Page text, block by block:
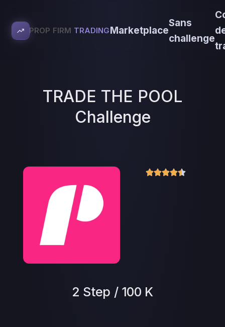
PROP FIRM TRADINGMarketplace
Sans
challenge
TRADE THE POOL
Challenge
2 Step / 100 K